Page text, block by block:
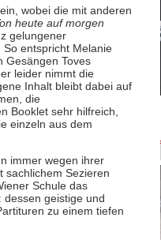
wobei die mit anderen
heute auf morgen
gelungener
entspricht Melanie
Gesängen Toves
leider nimmt die
Inhalt bleibt dabei auf
die
Booklet sehr hilfreich,
einzeln aus dem
immer wegen ihrer
sachlichem Sezieren
Schule das
geistige und
zu einem tiefen